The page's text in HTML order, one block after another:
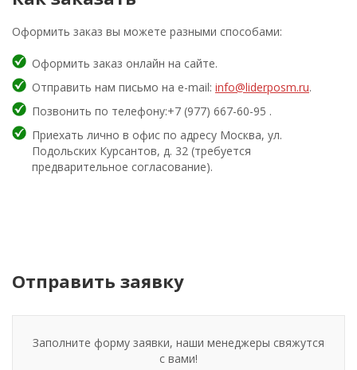
Оформить заказ вы можете разными способами:
Оформить заказ онлайн на сайте.
Отправить нам письмо на e-mail: info@liderposm.ru.
Позвонить по телефону:+7 (977) 667-60-95 .
Приехать лично в офис по адресу Москва, ул.
Подольских Курсантов, д. 32 (требуется
предварительное согласование).
Отправить заявку
Заполните форму заявки, наши менеджеры свяжутся
с вами!